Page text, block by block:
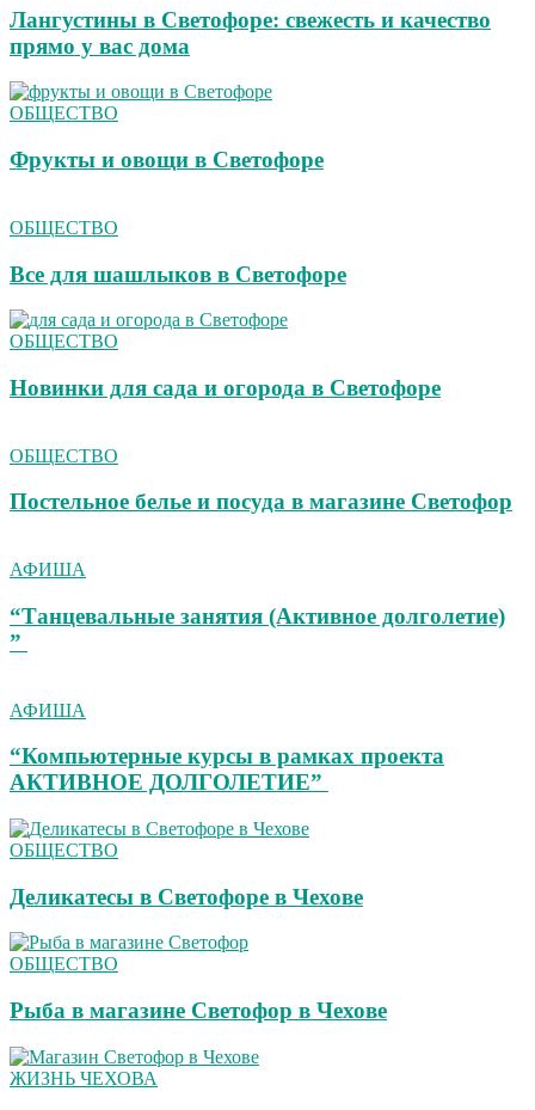
Лангустины в Светофоре: свежесть и качество
прямо у вас дома
ОБЩЕСТВО
Фрукты и овощи в Светофоре
ОБЩЕСТВО
Все для шашлыков в Светофоре
ОБЩЕСТВО
Новинки для сада и огорода в Светофоре
ОБЩЕСТВО
Постельное белье и посуда в магазине Светофор
АФИША
“Танцевальные занятия (Активное долголетие)
”
АФИША
“Компьютерные курсы в рамках проекта
АКТИВНОЕ ДОЛГОЛЕТИЕ”
ОБЩЕСТВО
Деликатесы в Светофоре в Чехове
ОБЩЕСТВО
Рыба в магазине Светофор в Чехове
ЖИЗНЬ ЧЕХОВА